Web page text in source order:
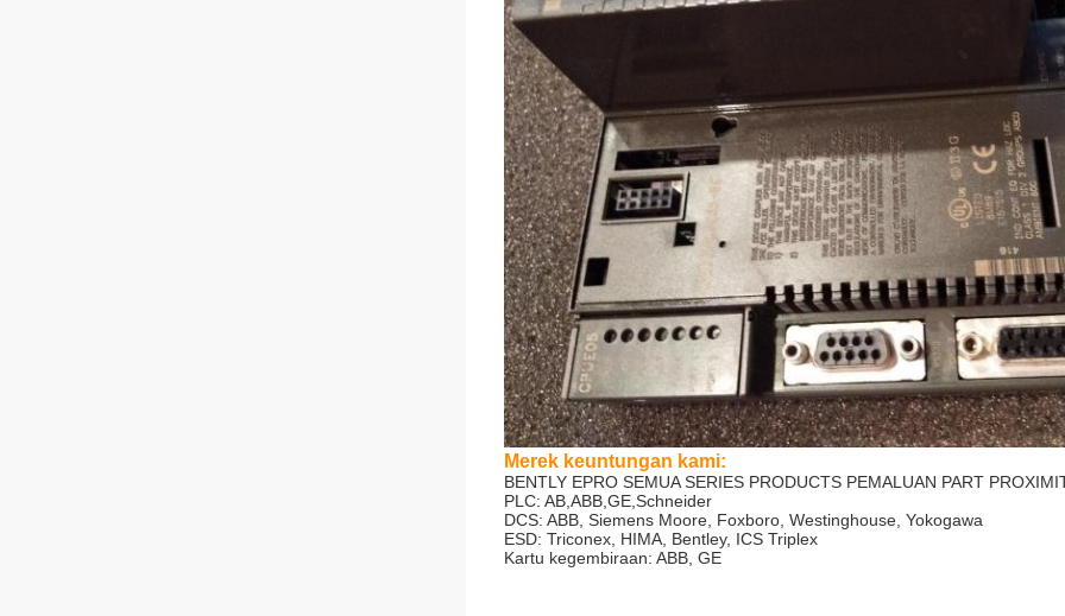
Merek keuntungan kami:
BENTLY EPRO SEMUA SERIES PRODUCTS PEMALUAN PART
PLC: AB,ABB,GE,Schneider
DCS: ABB, Siemens Moore, Foxboro, Westinghouse, Yokogawa
ESD: Triconex, HIMA, Bentley, ICS Triplex
Kartu kegembiraan: ABB, GE